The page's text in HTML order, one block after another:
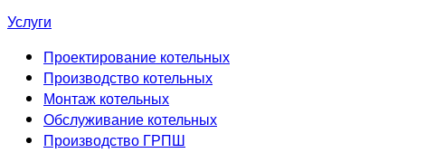
Услуги
Проектирование котельных
Производство котельных
Монтаж котельных
Обслуживание котельных
Производство ГРПШ